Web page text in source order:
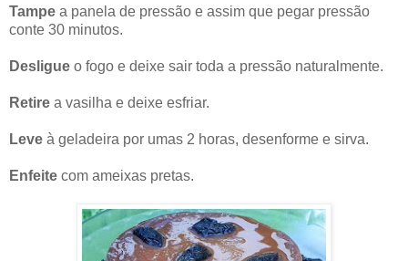
Tampe a panela de pressão e assim que pegar pressão
conte 30 minutos.
Desligue o fogo e deixe sair toda a pressão naturalmente.
Retire a vasilha e deixe esfriar.
Leve à geladeira por umas 2 horas, desenforme e sirva.
Enfeite com ameixas pretas.